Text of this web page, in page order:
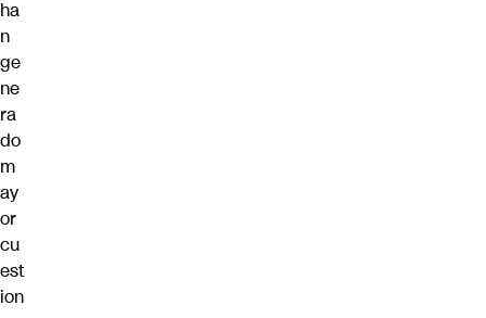
ha
n
ge
ne
ra
do
m
ay
or
cu
est
ion